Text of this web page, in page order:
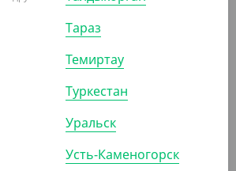
Тараз
Темиртау
Туркестан
Уральск
Усть-Каменогорск